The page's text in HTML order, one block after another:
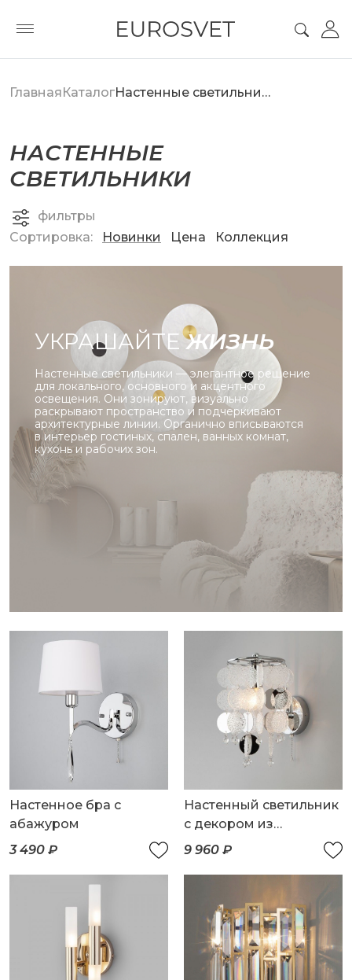
ГлавнаяКаталог Настенные светильники
НАСТЕННЫЕ
СВЕТИЛЬНИКИ
фильтры
Сортировка:
Новинки Цена Коллекция
УКРАШАЙТЕЖИЗНЬ
Настенные светильники — элегантное решение
для локального, основного и акцентного
освещения. Они зонируют, визуально
раскрывают пространство и подчеркивают
архитектурные линии. Органично вписываются
в интерьер гостиных, спален, ванных комнат,
кухонь и рабочих зон.
Настенное бра с
абажуром
3 490 ₽
Настенный светильник
с декором из
фактурного стекла
9 960 ₽